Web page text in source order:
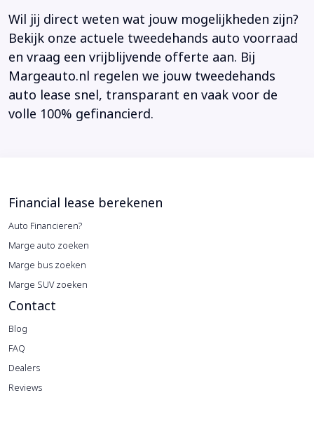
Wil jij direct weten wat jouw mogelijkheden zijn?
Bekijk onze actuele tweedehands auto voorraad
en vraag een vrijblijvende offerte aan. Bij
Margeauto.nl regelen we jouw tweedehands
auto lease snel, transparant en vaak voor de
volle 100% gefinancierd.
Financial lease berekenen
Auto Financieren?
Marge auto zoeken
Marge bus zoeken
Marge SUV zoeken
Contact
Blog
FAQ
Dealers
Reviews